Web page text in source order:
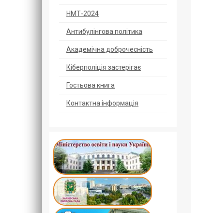
НМТ-2024
Антибулінгова політика
Академічна доброчесність
Кіберполіція застерігає
Гостьова книга
Контактна інформація